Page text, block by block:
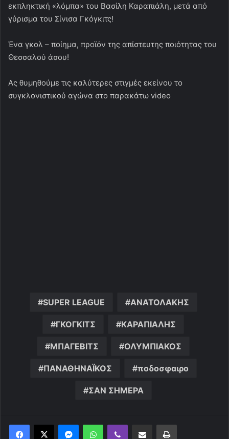
εκπληκτική «λόμπα» του Βασίλη Καραπιάλη, μετά από
γύρισμα του Σίνισα Γκόγκιτς!
Ένα γκολ – ποίημα, προϊόν της απίστευτης ποιότητας του
Θεσσαλού άσου!
Ας θυμηθούμε τις καλύτερες στιγμές εκείνου το
συγκλονιστικού αγώνα στο παρακάτω video
SUPER LEAGUE ΑΝΑΤΟΛΑΚΗΣ
ΓΚΟΓΚΙΤΣ ΚΑΡΑΠΙΑΛΗΣ
ΜΠΑΓΕΒΙΤΣ ΟΛΥΜΠΙΑΚΟΣ
ΠΑΝΑΘΗΝΑΪΚΟΣ ποδοσφαιρο
ΣΑΝ ΣΗΜΕΡΑ
MessengerWhatsAppViber Κοινοποίηση μέσω ηλεκτρονικού ταχυδρομείουΕκτύπωση